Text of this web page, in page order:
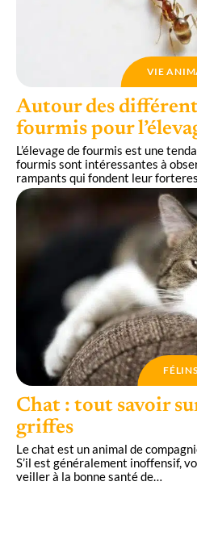
VIE
Autour des
fourmis pour
L’élevage de fourmis est une
fourmis sont intéressantes à
rampants qui fondent leur
FÉLINS
Chat : tout savoir
griffes
Le chat est un animal de
S’il est généralement inoffensif,
veiller à la bonne santé de